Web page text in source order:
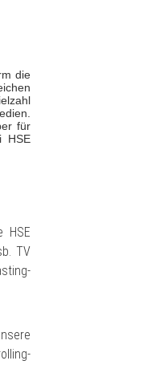
die
für
HSE
HSE
TV